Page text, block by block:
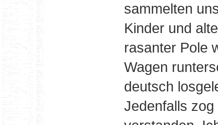
sammelten
Kinder und
rasanter Pole
Wagen
deutsch
Jedenfalls